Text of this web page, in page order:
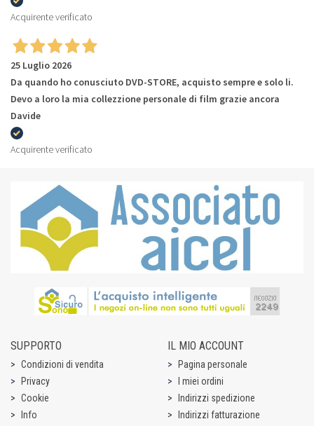
Acquirente verificato
25 Luglio 2026
Da quando ho conusciuto DVD-STORE, acquisto sempre e solo li.
Devo a loro la mia collezzione personale di film grazie ancora
Davide
Acquirente verificato
SUPPORTO
Condizioni di vendita
Privacy
Cookie
Info
IL MIO ACCOUNT
Pagina personale
I miei ordini
Indirizzi spedizione
Indirizzi fatturazione